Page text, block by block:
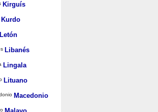
Kirguís
Kurdo
Letón
Libanés
Lingala
Lituano
Macedonio